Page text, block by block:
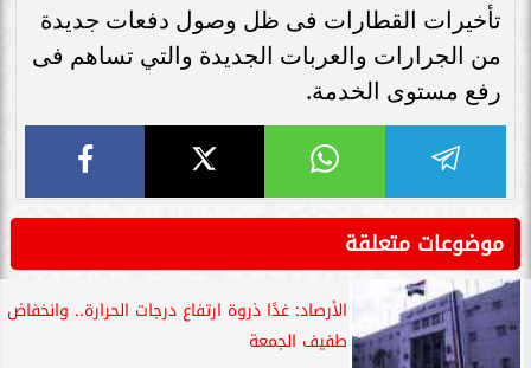
تأخيرات القطارات فى ظل وصول دفعات جديدة
من الجرارات والعربات الجديدة والتي تساهم فى
رفع مستوى الخدمة.
موضوعات متعلقة
الأرصاد: غدًا ذروة ارتفاع درجات الحرارة.. وانخفاض
طفيف الجمعة